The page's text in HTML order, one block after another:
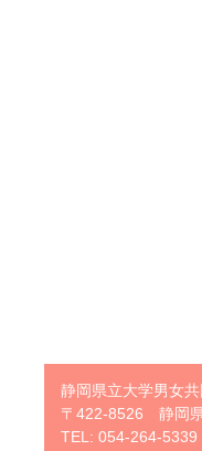
静岡県立大学男女
〒422-8526 静岡
TEL: 054-264-5339